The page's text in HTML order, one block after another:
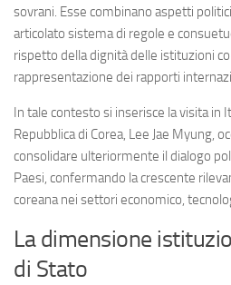
Eventi
sovrani. Esse combinano aspetti
articolato sistema di regole e
rispetto della dignità delle istituzioni
rappresentazione dei rapporti
In tale contesto si inserisce la visita in
Repubblica di Corea, Lee Jae Myung,
consolidare ulteriormente il dialogo
Paesi, confermando la crescente
coreana nei settori economico,
La dimensione
di Stato